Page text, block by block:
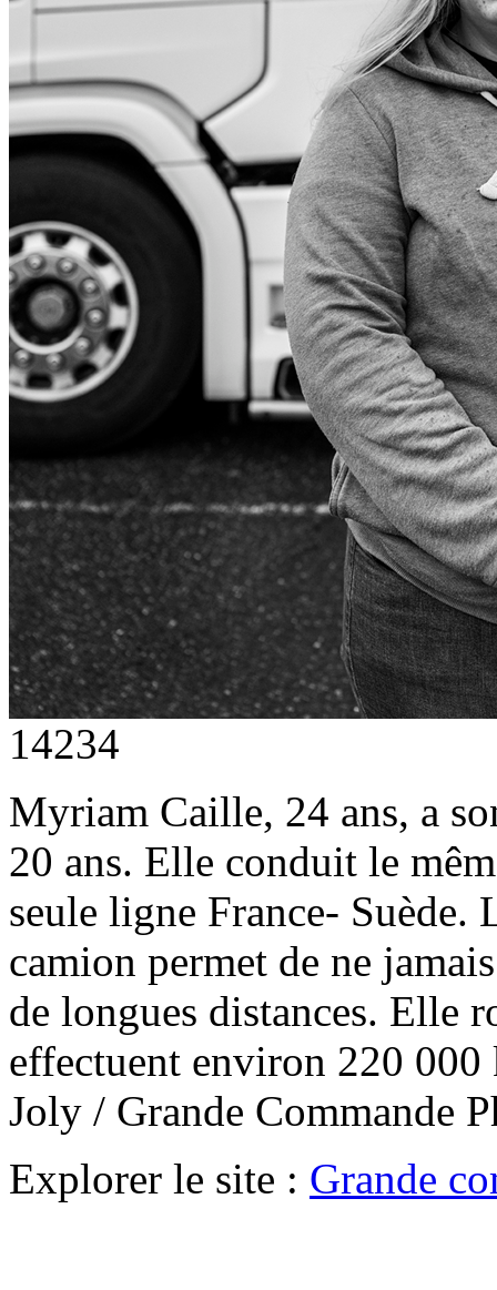
14234
Myriam Caille, 24 ans, a
20 ans. Elle conduit le
seule ligne France- Suède.
camion permet de ne
de longues distances. Elle
effectuent environ 220
Joly / Grande Commande
Explorer le site : Grande